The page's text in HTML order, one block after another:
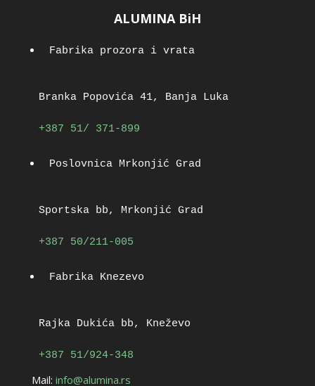
ALUMINA BiH
Fabrika prozora i vrata
Branka Popovića 41, Banja Luka
+387 51/ 371-899
Poslovnica Mrkonjić Grad
Sportska bb, Mrkonjić Grad
+387 50/211-005
Fabrika Knezevo
Rajka Dukića bb, Kneževo
+387 51/924-348
Mail: info@alumina.rs